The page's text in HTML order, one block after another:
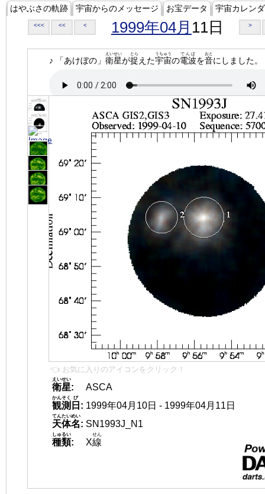
はやぶさの軌跡 宇宙からのメッセージ お宝データ 宇宙カレン
<<< << < 1999年04月 11日 >
♪ 「あけぼの」 衛星
えいせい
が捉
とら
えた宇宙
うちゅう
の電波
でんぱ
を音
おと
にしました。
👈 お気に入りのアイコンをクリック！
衛星
えいせい
:
ASCA
観測
かんそく
日
び
: 1999年04月10日 - 1999年04月11日
天体名
てんたいめい
: SN1993J_N1
種類
しゅるい
: X線
せん